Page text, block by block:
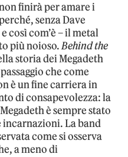
finirà per amare i
senza Dave
così com’è – il metal
più noioso.Behind the
storia dei Megadeth
che come
è un fine carriera in
di consapevolezza: la
è sempre stato
incarnazioni. La band
come si osserva
a meno di